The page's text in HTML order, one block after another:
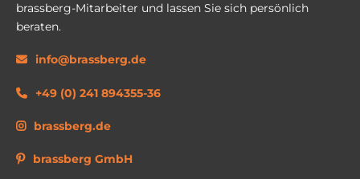
brassberg-Mitarbeiter und lassen Sie sich persönlich
beraten.
info@brassberg.de
+49 (0) 241 894355-36
brassberg.de
brassberg GmbH